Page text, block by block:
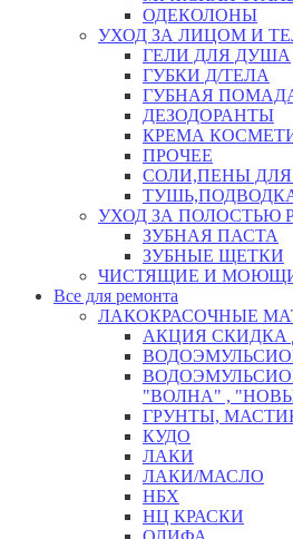
ОДЕКОЛОНЫ
УХОД ЗА ЛИЦОМ И
ГЕЛИ ДЛЯ ДУША
ГУБКИ Д/ТЕЛА
ГУБНАЯ
ДЕЗОДОРАНТЫ
КРЕМА
ПРОЧЕЕ
СОЛИ,ПЕНЫ
УХОД ЗА ПОЛОСТЬЮ
ЗУБНАЯ ПАСТА
ЗУБНЫЕ ЩЕТКИ
ЧИСТЯЩИЕ И
Все для ремонта
ЛАКОКРАСОЧНЫЕ
АКЦИЯ СКИДКА
"ВОЛНА" ,
ГРУНТЫ,
КУДО
ЛАКИ
ЛАКИ/МАСЛО
НБХ
НЦ КРАСКИ